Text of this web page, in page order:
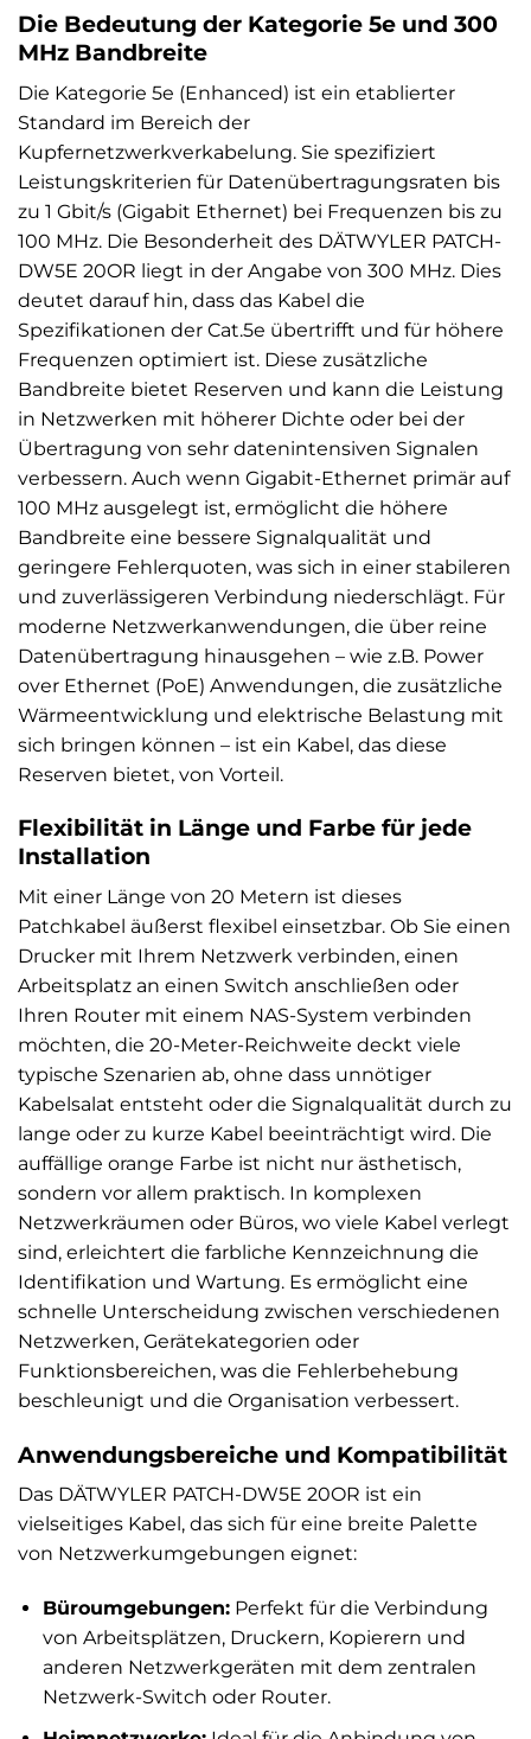
Die Bedeutung der Kategorie 5e und 300
MHz Bandbreite
Die Kategorie 5e (Enhanced) ist ein etablierter
Standard im Bereich der
Kupfernetzwerkverkabelung. Sie spezifiziert
Leistungskriterien für Datenübertragungsraten bis
zu 1 Gbit/s (Gigabit Ethernet) bei Frequenzen bis zu
100 MHz. Die Besonderheit des DÄTWYLER PATCH-
DW5E 20OR liegt in der Angabe von 300 MHz. Dies
deutet darauf hin, dass das Kabel die
Spezifikationen der Cat.5e übertrifft und für höhere
Frequenzen optimiert ist. Diese zusätzliche
Bandbreite bietet Reserven und kann die Leistung
in Netzwerken mit höherer Dichte oder bei der
Übertragung von sehr datenintensiven Signalen
verbessern. Auch wenn Gigabit-Ethernet primär auf
100 MHz ausgelegt ist, ermöglicht die höhere
Bandbreite eine bessere Signalqualität und
geringere Fehlerquoten, was sich in einer stabileren
und zuverlässigeren Verbindung niederschlägt. Für
moderne Netzwerkanwendungen, die über reine
Datenübertragung hinausgehen – wie z.B. Power
over Ethernet (PoE) Anwendungen, die zusätzliche
Wärmeentwicklung und elektrische Belastung mit
sich bringen können – ist ein Kabel, das diese
Reserven bietet, von Vorteil.
Flexibilität in Länge und Farbe für jede
Installation
Mit einer Länge von 20 Metern ist dieses
Patchkabel äußerst flexibel einsetzbar. Ob Sie einen
Drucker mit Ihrem Netzwerk verbinden, einen
Arbeitsplatz an einen Switch anschließen oder
Ihren Router mit einem NAS-System verbinden
möchten, die 20-Meter-Reichweite deckt viele
typische Szenarien ab, ohne dass unnötiger
Kabelsalat entsteht oder die Signalqualität durch zu
lange oder zu kurze Kabel beeinträchtigt wird. Die
auffällige orange Farbe ist nicht nur ästhetisch,
sondern vor allem praktisch. In komplexen
Netzwerkräumen oder Büros, wo viele Kabel verlegt
sind, erleichtert die farbliche Kennzeichnung die
Identifikation und Wartung. Es ermöglicht eine
schnelle Unterscheidung zwischen verschiedenen
Netzwerken, Gerätekategorien oder
Funktionsbereichen, was die Fehlerbehebung
beschleunigt und die Organisation verbessert.
Anwendungsbereiche und Kompatibilität
Das DÄTWYLER PATCH-DW5E 20OR ist ein
vielseitiges Kabel, das sich für eine breite Palette
von Netzwerkumgebungen eignet:
Büroumgebungen:Perfekt für die Verbindung
von Arbeitsplätzen, Druckern, Kopierern und
anderen Netzwerkgeräten mit dem zentralen
Netzwerk-Switch oder Router.